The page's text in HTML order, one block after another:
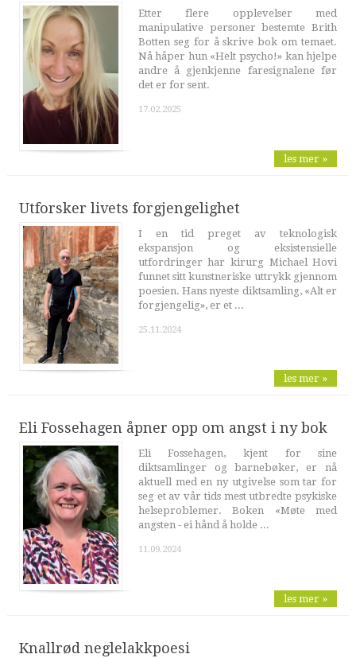
Etter flere opplevelser med
manipulative personer bestemte Brith
Botten seg for å skrive bok om temaet.
Nå håper hun «Helt psycho!» kan hjelpe
andre å gjenkjenne faresignalene før
det er for sent.
17.02.2025
les mer »
Utforsker livets forgjengelighet
I en tid preget av teknologisk
ekspansjon og eksistensielle
utfordringer har kirurg Michael Hovi
funnet sitt kunstneriske uttrykk gjennom
poesien. Hans nyeste diktsamling, «Alt er
forgjengelig», er et ...
25.11.2024
les mer »
Eli Fossehagen åpner opp om angst i ny bok
Eli Fossehagen, kjent for sine
diktsamlinger og barnebøker, er nå
aktuell med en ny utgivelse som tar for
seg et av vår tids mest utbredte psykiske
helseproblemer. Boken «Møte med
angsten - ei hånd å holde ...
11.09.2024
les mer »
Knallrød neglelakkpoesi